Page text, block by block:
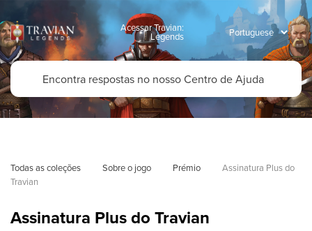
Acessar Travian:
Legends
Todas as coleções Sobre o jogo Prémio
Assinatura Plus do
Travian
Assinatura Plus do Travian